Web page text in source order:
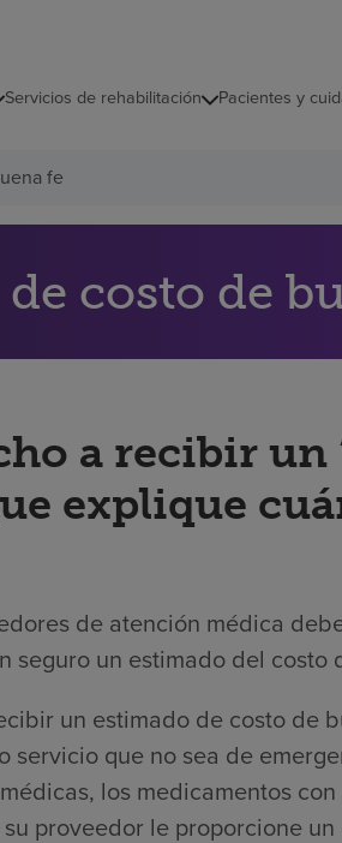
Servicios de rehabilitación Pacientes y
fe
costo de
a recibir un
explique
de atención médica
seguro un estimado del costo
un estimado de costo de
servicio que no sea de
los medicamentos
proveedor le proporcione